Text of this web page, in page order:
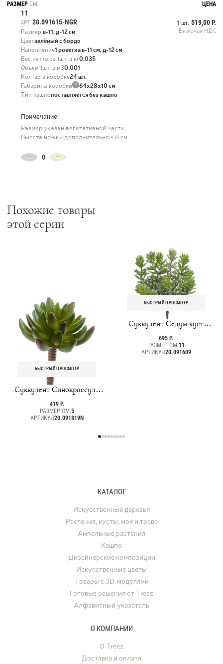
РАЗМЕР СМ ЦЕНА
11
АРТ. 20.091615-NGR
Размер в-11, д-12 см
1 шт. 519,00 Р.
Включая НДС
Цветзелёный с бордо
Наполнение1 розетка в-11 см, д-12 см
Вес нетто за 1шт. в кг0.035
Объем 1шт. в м30.001
Кол-во в коробке24 шт.
Габариты коробки ? 64х28х10 см
Тип кашпопоставляется без кашпо
Примечание:
Размер указан вегетативной части
Высота ножки дополнительно - 8 см.
Похожие товары
этой серии
БЫСТРЫЙ ПРОСМОТР
Суккулент Синокрассула
зелёная
419 Р.
РАЗМЕР СМ.5
АРТИКУЛ20.091819N
БЫСТРЫЙ ПРОСМОТР
Суккулент Седум куст
зелёный
695 Р.
РАЗМЕР СМ.11
АРТИКУЛ20.091609
КАТАЛОГ
Искусственные деревья
Растения, кусты, мох и трава
Ампельные растения
Кашпо
Дизайнерские композиции
Искусственные цветы
Товары с 3D-моделями
Готовые решения от Treez
Алфавитный указатель
О КОМПАНИИ
О Treez
Доставка и оплата